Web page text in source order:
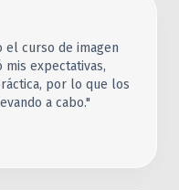
el curso de imagen
expectativas,
por lo que los
a cabo."